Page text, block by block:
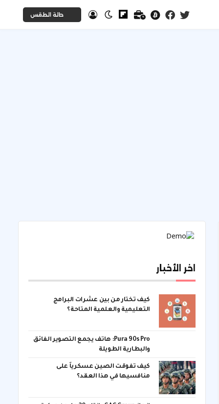
حالة الطقس
اخر الأخبار
كيف تختار من بين عشرات البرامج
التعليمية والعلمية المتاحة؟
Pura 90s Pro: هاتف يجمع التصوير الفائق
والبطارية الطويلة
كيف تفوقت الصين عسكرياً على
منافسيها في هذا العقد؟